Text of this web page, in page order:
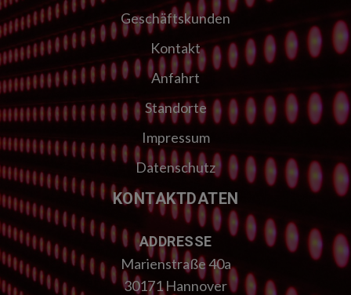
Geschäftskunden
Kontakt
Anfahrt
Standorte
Impressum
Datenschutz
KONTAKTDATEN
ADDRESSE
Marienstraße 40a
30171 Hannover